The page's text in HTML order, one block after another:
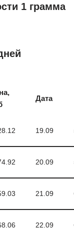
1 грамма
Дата
19.09
20.09
21.09
22.09